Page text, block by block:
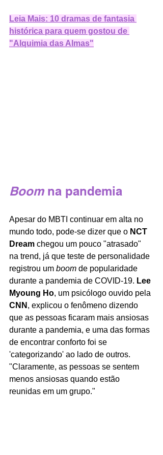
Leia Mais: 10 dramas de fantasia
histórica para quem gostou de
"Alquimia das Almas"
Boom na pandemia
Apesar do MBTI continuar em alta no
mundo todo, pode-se dizer que o NCT
Dream chegou um pouco "atrasado"
na trend, já que teste de personalidade
registrou um boom de popularidade
durante a pandemia de COVID-19. Lee
Myoung Ho, um psicólogo ouvido pela
CNN , explicou o fenômeno dizendo
que as pessoas ficaram mais ansiosas
durante a pandemia, e uma das formas
de encontrar conforto foi se
'categorizando' ao lado de outros.
"Claramente, as pessoas se sentem
menos ansiosas quando estão
reunidas em um grupo."